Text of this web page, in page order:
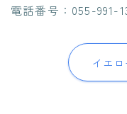
電話番号：055-991-
イエ